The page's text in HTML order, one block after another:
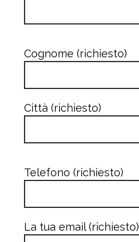
Cognome (richiesto)
Città (richiesto)
Telefono (richiesto)
La tua email (richiesto)